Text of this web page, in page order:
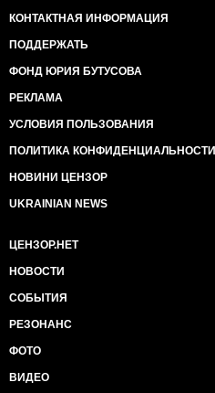
КОНТАКТНАЯ ИНФОРМАЦИЯ
ПОДДЕРЖАТЬ
ФОНД ЮРИЯ БУТУСОВА
РЕКЛАМА
УСЛОВИЯ ПОЛЬЗОВАНИЯ
ПОЛИТИКА КОНФИДЕНЦИАЛЬНОСТИ
НОВИНИ ЦЕНЗОР
UKRAINIAN NEWS
ЦЕНЗОР.НЕТ
НОВОСТИ
СОБЫТИЯ
РЕЗОНАНС
ФОТО
ВИДЕО